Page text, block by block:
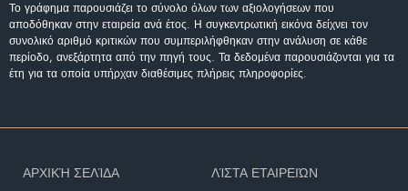
Το γράφημα παρουσιάζει το σύνολο όλων των αξιολογήσεων που
αποδόθηκαν στην εταιρεία ανά έτος. Η συγκεντρωτική εικόνα δείχνει τον
συνολικό αριθμό κριτικών που συμπεριλήφθηκαν στην ανάλυση σε κάθε
περίοδο, ανεξάρτητα από την πηγή τους. Τα δεδομένα παρουσιάζονται για τα
έτη για τα οποία υπήρχαν διαθέσιμες πλήρεις πληροφορίες.
ΑΡΧΙΚΉ ΣΕΛΊΔΑ
ΛΊΣΤΑ ΕΤΑΙΡΕΙΏΝ